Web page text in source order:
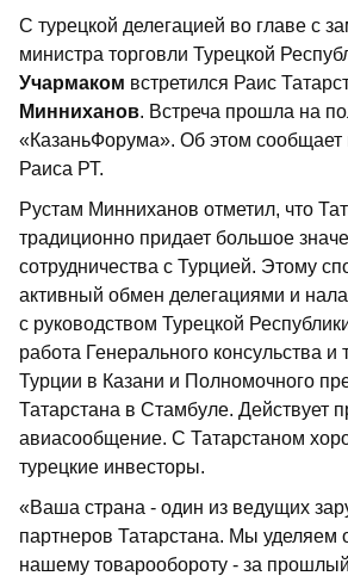
С турецкой делегацией во главе с
министра торговли Турецкой
Учармаком встретился Раис
Минниханов. Встреча прошла на
«КазаньФорума». Об этом сообщает
Раиса РТ.
Рустам Минниханов отметил, что
традиционно придает большое
сотрудничества с Турцией. Этому
активный обмен делегациями и
с руководством Турецкой
работа Генерального консульства и
Турции в Казани и Полномочного
Татарстана в Стамбуле. Действует
авиасообщение. С Татарстаном
турецкие инвесторы.
«Ваша страна - один из ведущих
партнеров Татарстана. Мы уделяем
нашему товарообороту - за